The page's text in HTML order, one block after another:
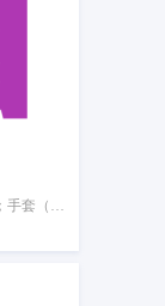
内衣；睡衣；服装；鞋；帽；袜；手套（服装）；围巾；皮带（服饰用）；婚纱